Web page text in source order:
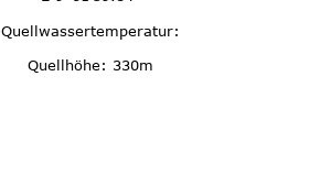
Quellwassertemperatur:
Quellhöhe: 330m